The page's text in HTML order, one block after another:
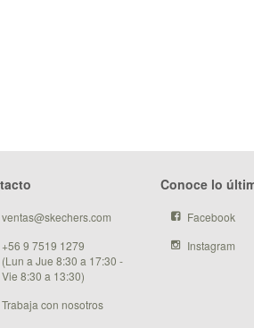
ventas@skechers.com
+56 9 7519 1279
(Lun a Jue 8:30 a 17:30 -
Vie 8:30 a 13:30)
Trabaja con nosotros
Conoce lo
Facebook
Instagram